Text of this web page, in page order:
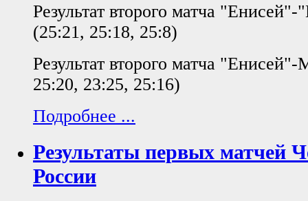
Результат второго матча
(25:21, 25:18, 25:8)
Результат второго матча
25:20, 23:25, 25:16)
Подробнее ...
Результаты первых матчей
России